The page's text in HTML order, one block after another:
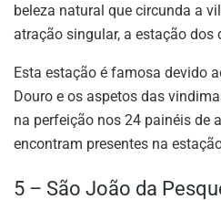
beleza natural que circunda a
atração singular, a estação dos
Esta estação é famosa devido
Douro e os aspetos das
na perfeição nos 24 painéis de
encontram presentes na
5 – São João da